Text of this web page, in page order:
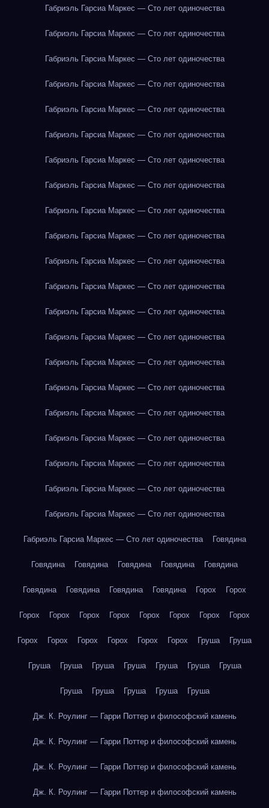
Габриэль Гарсиа Маркес — Сто лет одиночества
Габриэль Гарсиа Маркес — Сто лет одиночества
Габриэль Гарсиа Маркес — Сто лет одиночества
Габриэль Гарсиа Маркес — Сто лет одиночества
Габриэль Гарсиа Маркес — Сто лет одиночества
Габриэль Гарсиа Маркес — Сто лет одиночества
Габриэль Гарсиа Маркес — Сто лет одиночества
Габриэль Гарсиа Маркес — Сто лет одиночества
Габриэль Гарсиа Маркес — Сто лет одиночества
Габриэль Гарсиа Маркес — Сто лет одиночества
Габриэль Гарсиа Маркес — Сто лет одиночества
Габриэль Гарсиа Маркес — Сто лет одиночества
Габриэль Гарсиа Маркес — Сто лет одиночества
Габриэль Гарсиа Маркес — Сто лет одиночества
Габриэль Гарсиа Маркес — Сто лет одиночества
Габриэль Гарсиа Маркес — Сто лет одиночества
Габриэль Гарсиа Маркес — Сто лет одиночества
Габриэль Гарсиа Маркес — Сто лет одиночества
Габриэль Гарсиа Маркес — Сто лет одиночества
Габриэль Гарсиа Маркес — Сто лет одиночества
Габриэль Гарсиа Маркес — Сто лет одиночества
Габриэль Гарсиа Маркес — Сто лет одиночества Говядина
Говядина Говядина Говядина Говядина Говядина
Говядина Говядина Говядина Говядина Горох Горох
Горох Горох Горох Горох Горох Горох Горох Горох
Горох Горох Горох Горох Горох Горох Груша Груша
Груша Груша Груша Груша Груша Груша Груша
Груша Груша Груша Груша Груша
Дж. К. Роулинг — Гарри Поттер и философский камень
Дж. К. Роулинг — Гарри Поттер и философский камень
Дж. К. Роулинг — Гарри Поттер и философский камень
Дж. К. Роулинг — Гарри Поттер и философский камень